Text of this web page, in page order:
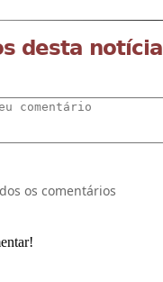
desta notícia
os comentários